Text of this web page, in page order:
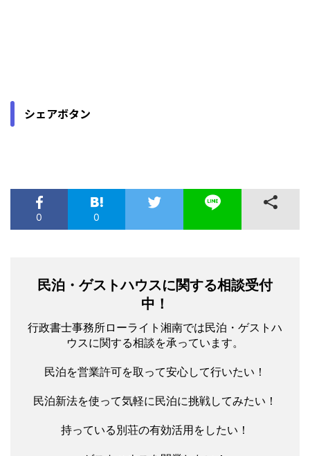
シェアボタン
0 0
民泊・ゲストハウスに関する相談受付
中！
行政書士事務所ローライト湘南では民泊・ゲストハ
ウスに関する相談を承っています。
民泊を営業許可を取って安心して行いたい！
民泊新法を使って気軽に民泊に挑戦してみたい！
持っている別荘の有効活用をしたい！